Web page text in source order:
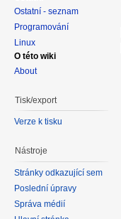
Ostatní - seznam
Programování
Linux
O této wiki
About
Tisk/export
Verze k tisku
Nástroje
Stránky odkazující sem
Poslední úpravy
Správa médií